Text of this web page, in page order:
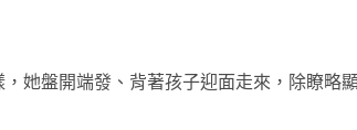
她盤開端發、背著孩子迎面走來，除瞭略